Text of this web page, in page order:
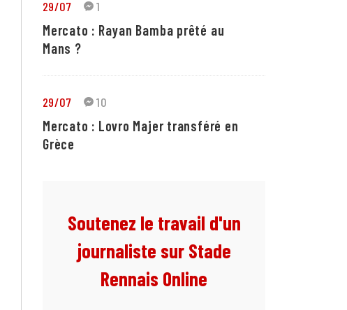
29/07 1
Mercato : Rayan Bamba prêté au
Mans ?
29/07 10
Mercato : Lovro Majer transféré en
Grèce
Soutenez le travail d'un
journaliste sur Stade
Rennais Online